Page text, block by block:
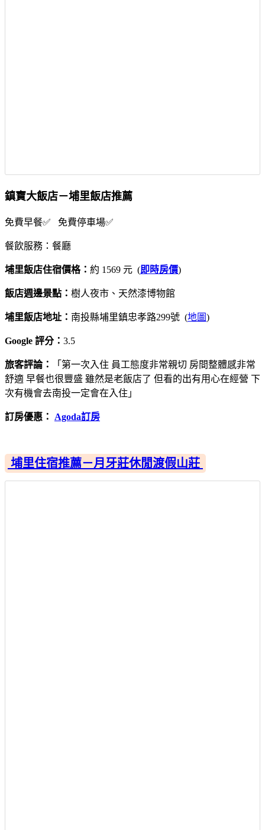
鎮寶大飯店－埔里飯店推薦
免費早餐✅ 免費停車場✅
餐飲服務：餐廳
埔里飯店住宿價格： 約 1569 元 (即時房價)
飯店週邊景點： 樹人夜市、天然漆博物館
埔里飯店地址： 南投縣埔里鎮忠孝路299號 (地圖)
Google 評分： 3.5
旅客評論：
「第一次入住 員工態度非常親切 房間整體感非常
舒適 早餐也很豐盛 雖然是老飯店了 但看的出有用心在經營 下
次有機會去南投一定會在入住」
訂房優惠： Agoda訂房
埔里住宿推薦－月牙莊休閒渡假山莊